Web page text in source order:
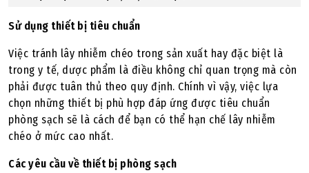
Sử dụng thiết bị tiêu chuẩn
Việc tránh lây nhiễm chéo trong sản xuất hay đặc biệt là
trong y tế, dược phẩm là điều không chỉ quan trọng mà còn
phải được tuân thủ theo quy định. Chính vì vậy, việc lựa
chọn những thiết bị phù hợp đáp ứng được tiêu chuẩn
phòng sạch sẽ là cách để bạn có thể hạn chế lây nhiễm
chéo ở mức cao nhất.
Các yêu cầu về thiết bị phòng sạch